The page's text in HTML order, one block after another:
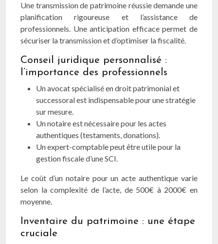
Une transmission de patrimoine réussie demande une
planification rigoureuse et l’assistance de
professionnels. Une anticipation efficace permet de
sécuriser la transmission et d’optimiser la fiscalité.
Conseil juridique personnalisé :
l’importance des professionnels
Un avocat spécialisé en droit patrimonial et
successoral est indispensable pour une stratégie
sur mesure.
Un notaire est nécessaire pour les actes
authentiques (testaments, donations).
Un expert-comptable peut être utile pour la
gestion fiscale d’une SCI.
Le coût d’un notaire pour un acte authentique varie
selon la complexité de l’acte, de 500€ à 2000€ en
moyenne.
Inventaire du patrimoine : une étape
cruciale